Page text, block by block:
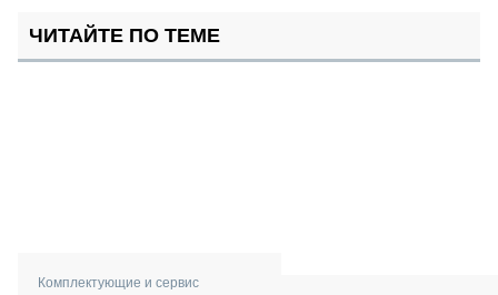
ЧИТАЙТЕ ПО ТЕМЕ
Комплектующие и сервис